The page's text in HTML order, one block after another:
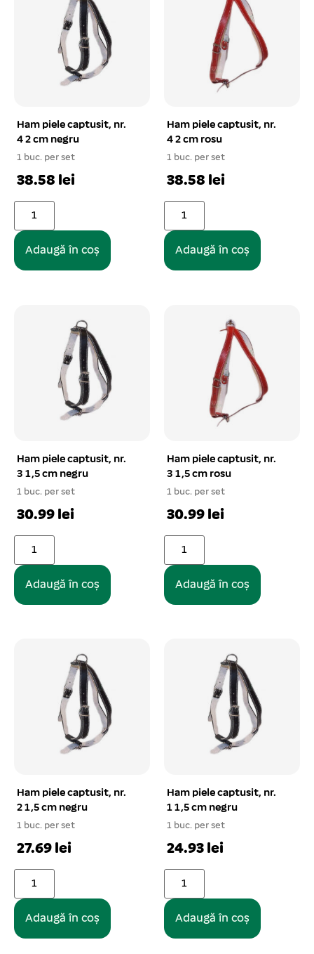
Ham piele captusit, nr.
4 2 cm negru
1 buc. per set
38.58 lei
Adaugă în coș
Ham piele captusit, nr.
4 2 cm rosu
1 buc. per set
38.58 lei
Adaugă în coș
Ham piele captusit, nr.
3 1,5 cm negru
1 buc. per set
30.99 lei
Adaugă în coș
Ham piele captusit, nr.
3 1,5 cm rosu
1 buc. per set
30.99 lei
Adaugă în coș
Ham piele captusit, nr.
2 1,5 cm negru
1 buc. per set
27.69 lei
Adaugă în coș
Ham piele captusit, nr.
1 1,5 cm negru
1 buc. per set
24.93 lei
Adaugă în coș